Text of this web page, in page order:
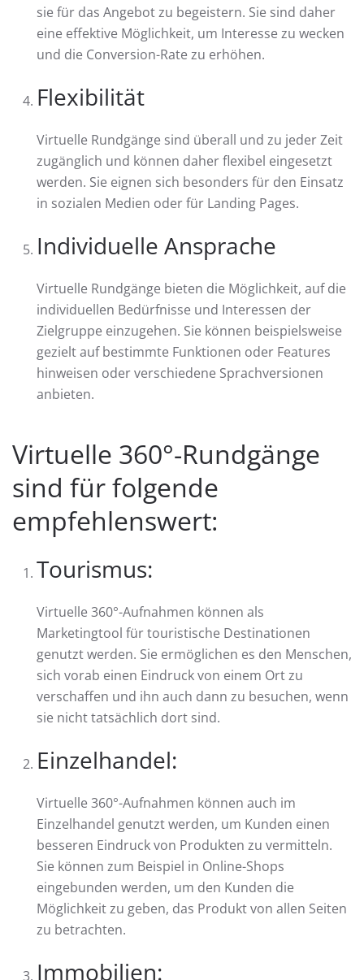
sie für das Angebot zu begeistern. Sie sind daher
eine effektive Möglichkeit, um Interesse zu wecken
und die Conversion-Rate zu erhöhen.
Flexibilität
Virtuelle Rundgänge sind überall und zu jeder Zeit
zugänglich und können daher flexibel eingesetzt
werden. Sie eignen sich besonders für den Einsatz
in sozialen Medien oder für Landing Pages.
Individuelle Ansprache
Virtuelle Rundgänge bieten die Möglichkeit, auf die
individuellen Bedürfnisse und Interessen der
Zielgruppe einzugehen. Sie können beispielsweise
gezielt auf bestimmte Funktionen oder Features
hinweisen oder verschiedene Sprachversionen
anbieten.
Virtuelle 360°-Rundgänge
sind für folgende
empfehlenswert:
Tourismus:
Virtuelle 360°-Aufnahmen können als
Marketingtool für touristische Destinationen
genutzt werden. Sie ermöglichen es den Menschen,
sich vorab einen Eindruck von einem Ort zu
verschaffen und ihn auch dann zu besuchen, wenn
sie nicht tatsächlich dort sind.
Einzelhandel:
Virtuelle 360°-Aufnahmen können auch im
Einzelhandel genutzt werden, um Kunden einen
besseren Eindruck von Produkten zu vermitteln.
Sie können zum Beispiel in Online-Shops
eingebunden werden, um den Kunden die
Möglichkeit zu geben, das Produkt von allen Seiten
zu betrachten.
Immobilien: